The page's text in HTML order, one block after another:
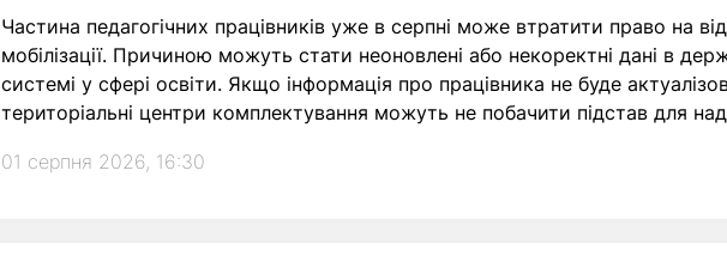
Частина педагогічних працівників уже в серпні може втратити право на
мобілізації. Причиною можуть стати неоновлені або некоректні дані в
системі у сфері освіти. Якщо інформація про працівника не буде
територіальні центри комплектування можуть не побачити підстав для
01 серпня 2026, 16:30